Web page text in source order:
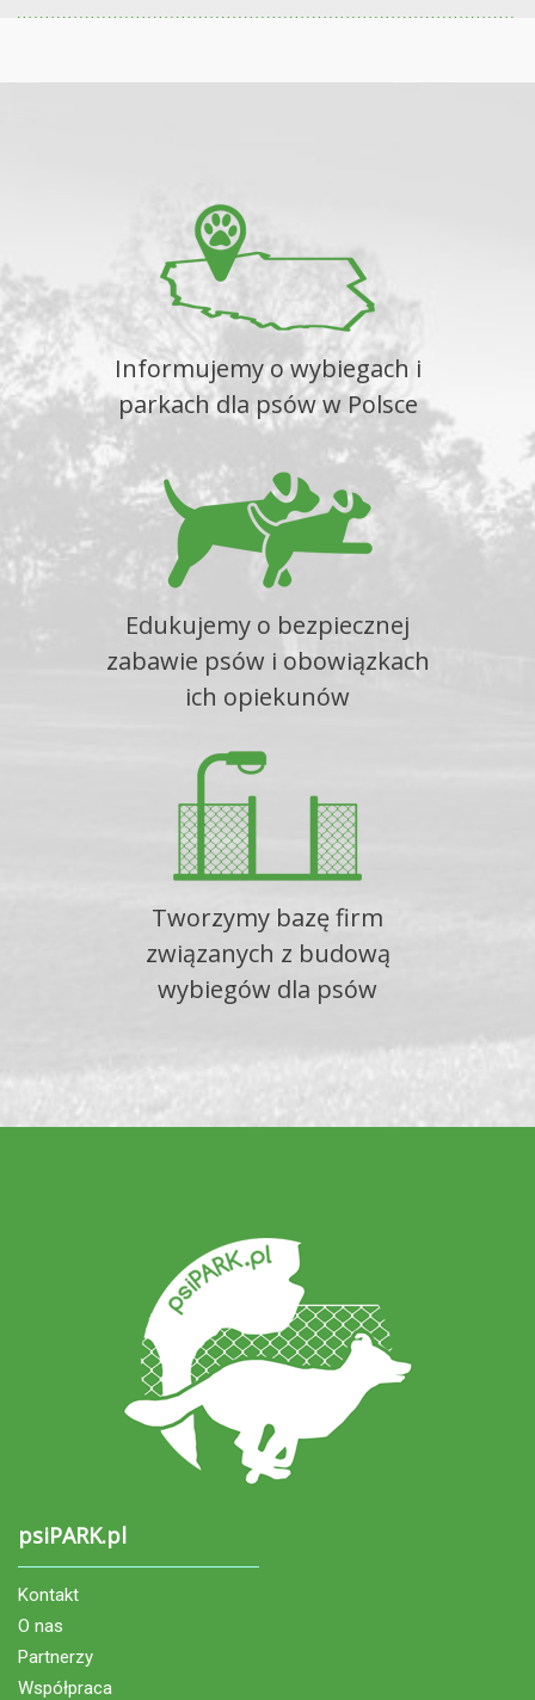
Informujemy o wybiegach i
parkach dla psów w Polsce
Edukujemy o bezpiecznej
zabawie psów i obowiązkach
ich opiekunów
Tworzymy bazę firm
związanych z budową
wybiegów dla psów
psiPARK.pl
Kontakt
O nas
Partnerzy
Współpraca